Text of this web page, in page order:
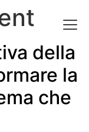
della
la
che